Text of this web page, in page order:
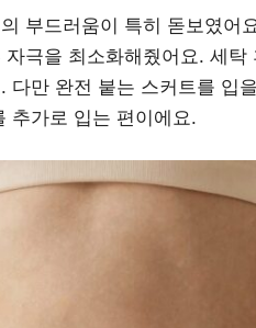
부드러움이 특히 돋보였어
극을 최소화해줬어요. 세탁
만 완전 붙는 스커트를 입
추가로 입는 편이에요.